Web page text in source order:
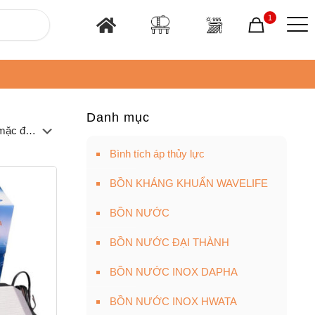
1
Danh mục
Bình tích áp thủy lực
BỒN KHÁNG KHUẨN WAVELIFE
BỒN NƯỚC
BỒN NƯỚC ĐẠI THÀNH
BỒN NƯỚC INOX DAPHA
BỒN NƯỚC INOX HWATA